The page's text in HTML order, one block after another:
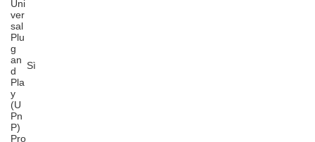
Uni
ver
sal
Plu
g
an
d
Pla
y
(U
Pn
P)
Sì
Pro